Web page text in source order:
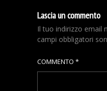
Lascia un commento
Il tuo indirizzo email
campi obbligatori
COMMENTO *